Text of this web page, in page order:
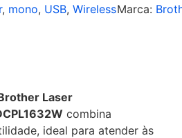
, mono, USB, WirelessMarca:
Laser
combina
ideal para atender às